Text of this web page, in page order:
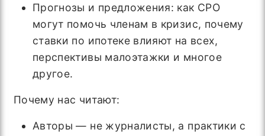
Прогнозы и предложения: как СРО
могут помочь членам в кризис, почему
ставки по ипотеке влияют на всех,
перспективы малоэтажки и многое
другое.
Почему нас читают:
Авторы — не журналисты, а практики с